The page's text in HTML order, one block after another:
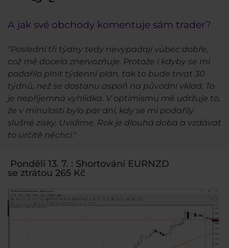
A jak své obchody komentuje sám trader?
"Poslední tři týdny tedy nevypadají vůbec dobře,
což mě docela znervozňuje. Protože i kdyby se mi
podařilo plnit týdenní plán, tak to bude trvat 30
týdnů, než se dostanu aspoň na původní vklad. To
je nepříjemná vyhlídka. V optimismu mě udržuje to,
že v minulosti bylo pár dní, kdy se mi podařily
slušné zisky. Uvidíme. Rok je dlouhá doba a vzdávat
to určitě něchci."
Pondělí 13. 7. : Shortování EURNZD
se ztrátou 265 Kč